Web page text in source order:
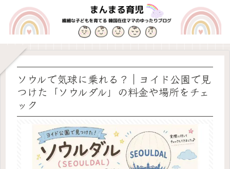
ソウルで気球に乗れる？｜ヨイド公園で見
つけた「ソウルダル」の料金や場所をチェ
ック